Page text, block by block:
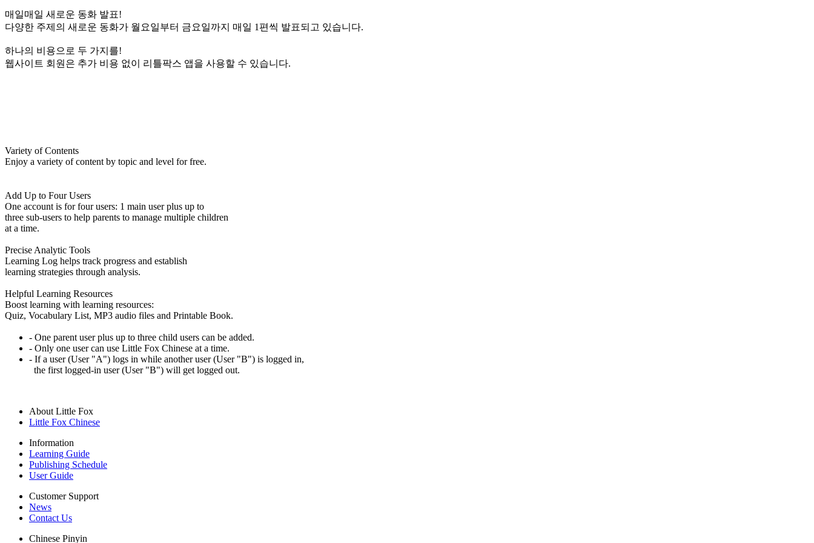
매일매일 새로운 동화 발표!
다양한 주제의 새로운 동화가 월요일부터 금요일까지 매일 1편씩 발표되고 있습니다.
하나의 비용으로 두 가지를!
웹사이트 회원은 추가 비용 없이 리틀팍스 앱을 사용할 수 있습니다.
Variety of Contents
Enjoy a variety of content by topic and level for free.
Add Up to Four Users
One account is for four users: 1 main user plus up to
three sub-users to help parents to manage multiple children
at a time.
Precise Analytic Tools
Learning Log helps track progress and establish
learning strategies through analysis.
Helpful Learning Resources
Boost learning with learning resources:
Quiz, Vocabulary List, MP3 audio files and Printable Book.
- One parent user plus up to three child users can be added.
- Only one user can use Little Fox Chinese at a time.
- If a user (User "A") logs in while another user (User "B") is logged in,
the first logged-in user (User "B") will get logged out.
About Little Fox
Little Fox Chinese
Information
Learning Guide
Publishing Schedule
User Guide
Customer Support
News
Contact Us
Chinese Pinyin